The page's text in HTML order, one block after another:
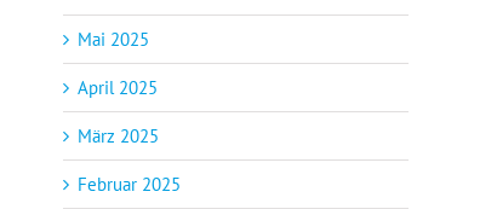
Mai 2025
April 2025
März 2025
Februar 2025